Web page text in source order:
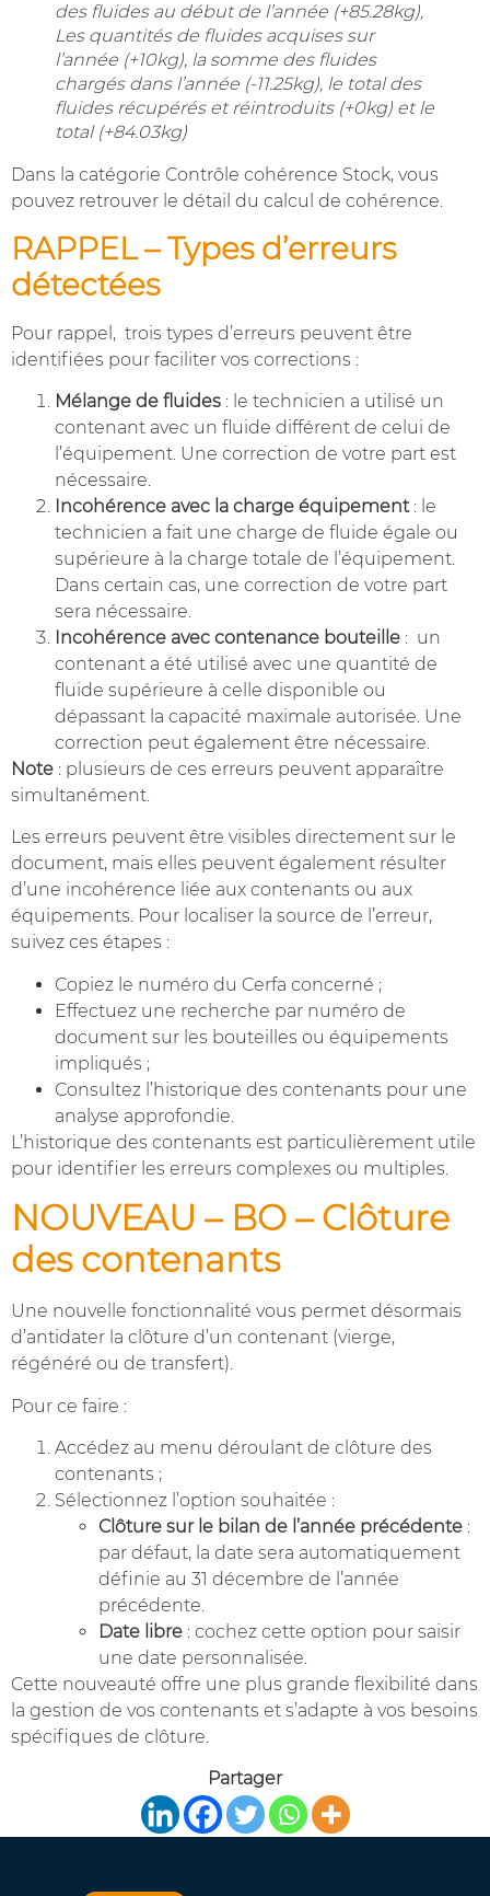
des fluides au début de l’année (+85.28kg),
Les quantités de fluides acquises sur
l’année (+10kg), la somme des fluides
chargés dans l’année (-11.25kg), le total des
fluides récupérés et réintroduits (+0kg) et le
total (+84.03kg)
Dans la catégorie Contrôle cohérence Stock, vous
pouvez retrouver le détail du calcul de cohérence.
RAPPEL – Types d’erreurs
détectées
Pour rappel, trois types d’erreurs peuvent être
identifiées pour faciliter vos corrections :
Mélange de fluides : le technicien a utilisé un
contenant avec un fluide différent de celui de
l’équipement. Une correction de votre part est
nécessaire.
Incohérence avec la charge équipement : le
technicien a fait une charge de fluide égale ou
supérieure à la charge totale de l’équipement.
Dans certain cas, une correction de votre part
sera nécessaire.
Incohérence avec contenance bouteille : un
contenant a été utilisé avec une quantité de
fluide supérieure à celle disponible ou
dépassant la capacité maximale autorisée. Une
correction peut également être nécessaire.
Note : plusieurs de ces erreurs peuvent apparaître
simultanément.
Les erreurs peuvent être visibles directement sur le
document, mais elles peuvent également résulter
d’une incohérence liée aux contenants ou aux
équipements. Pour localiser la source de l’erreur,
suivez ces étapes :
Copiez le numéro du Cerfa concerné ;
Effectuez une recherche par numéro de
document sur les bouteilles ou équipements
impliqués ;
Consultez l’historique des contenants pour une
analyse approfondie.
L’historique des contenants est particulièrement utile
pour identifier les erreurs complexes ou multiples.
NOUVEAU – BO – Clôture
des contenants
Une nouvelle fonctionnalité vous permet désormais
d’antidater la clôture d’un contenant (vierge,
régénéré ou de transfert).
Pour ce faire :
Accédez au menu déroulant de clôture des
contenants ;
Sélectionnez l’option souhaitée :
Clôture sur le bilan de l’année précédente :
par défaut, la date sera automatiquement
définie au 31 décembre de l’année
précédente.
Date libre : cochez cette option pour saisir
une date personnalisée.
Cette nouveauté offre une plus grande flexibilité dans
la gestion de vos contenants et s’adapte à vos besoins
spécifiques de clôture.
Partager